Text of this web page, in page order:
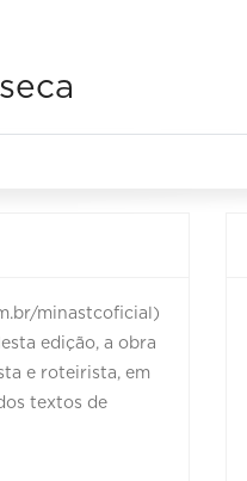
minastcoficial)
edição, a obra
e roteirista, em
textos de